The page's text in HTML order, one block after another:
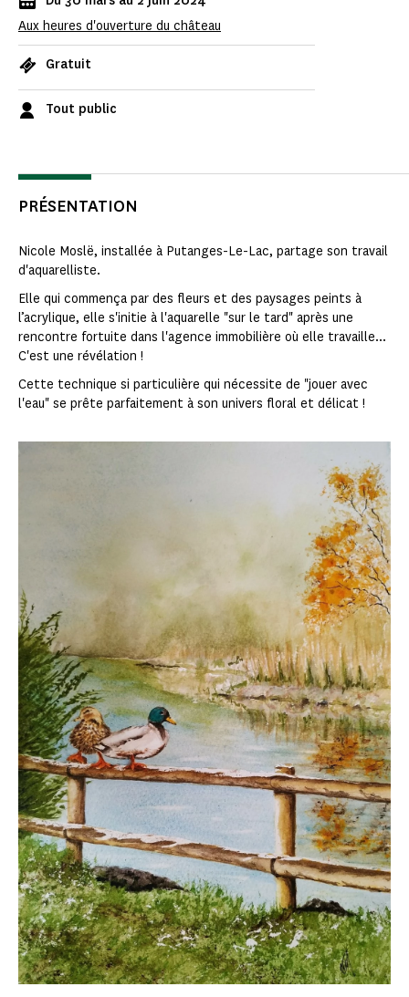
Aux heures d'ouverture du château
Gratuit
Tout public
PRÉSENTATION
Nicole Moslë, installée à Putanges-Le-Lac, partage son travail
d'aquarelliste.
Elle qui commença par des fleurs et des paysages peints à
l’acrylique, elle s'initie à l'aquarelle "sur le tard" après une
rencontre fortuite dans l'agence immobilière où elle travaille...
C'est une révélation !
Cette technique si particulière qui nécessite de "jouer avec
l'eau" se prête parfaitement à son univers floral et délicat !